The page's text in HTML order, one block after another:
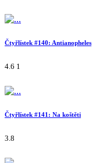
Čtyřlístek #140: Antianopheles
4.6 1
Čtyřlístek #141: Na koštěti
3.8